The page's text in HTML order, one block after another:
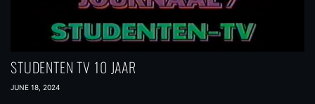
STUDENTEN TV 10 JAAR
JUNE 18, 2024